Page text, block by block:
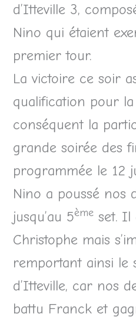
d’Itteville 3,
Nino qui étaient
premier tour.
La victoire ce soir
qualification pour
conséquent la
grande soirée des
programmée le 12
Nino a poussé nos
jusqu’au 5ème set. Il
Christophe mais
remportant ainsi le
d’Itteville, car nos
battu Franck et